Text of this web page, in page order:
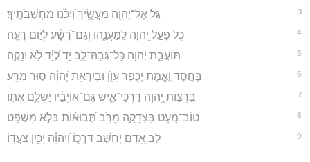
3 גֹּ֣ל אֶל־יְהוָ֣ה מַעֲשֶׂ֑יךָ וְ֝יִכֹּ֗נוּ מַחְשְׁבֹתֶֽיךָ׃
4 כֹּ֤ל פָּעַ֣ל יְ֭הוָה לַֽמַּעֲנֵ֑הוּ וְגַם־רָ֝שָׁ֗ע לְי֣וֹם רָעָֽה׃
5 תּוֹעֲבַ֣ת יְ֭הוָה כָּל־גְּבַהּ־לֵ֑ב יָ֥ד לְ֝יָ֗ד לֹ֣א יִנָּקֶֽה׃
6 בְּחֶ֣סֶד וֶ֭אֱמֶת יְכֻפַּ֣ר עָוֺ֑ן וּבְיִרְאַ֥ת יְ֝הוָ֗ה ס֣וּר מֵרָֽע׃
7 בִּרְצ֣וֹת יְ֭הוָה דַּרְכֵי־אִ֑ישׁ גַּם־א֝וֹיְבָ֗יו יַשְׁלִ֥ם אִתּֽוֹ׃
8 טוֹב־מְ֭עַט בִּצְדָקָ֑ה מֵרֹ֥ב תְּ֝בוּא֗וֹת בְּלֹ֣א מִשְׁפָּֽט׃
9 לֵ֣ב אָ֭דָם יְחַשֵּׁ֣ב דַּרְכּ֑וֹ וַֽ֝יהוָ֗ה יָכִ֥ין צַעֲדֽוֹ׃